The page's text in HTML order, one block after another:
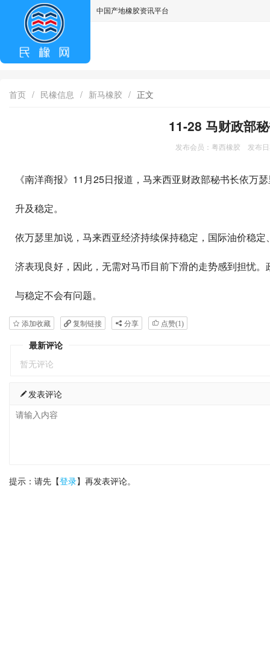
中国产地橡胶资讯平台
首页 / 民橡信息 / 新马橡胶 / 正文
11-28 马财政部
发布会员：粤西橡胶 发布
《南洋商报》11月25日报道，马来西亚财政部秘书长依万
升及稳定。
依万瑟里加说，马来西亚经济持续保持稳定，国际油价稳
济表现良好，因此，无需对马币目前下滑的走势感到担忧
与稳定不会有问题。
添加收藏 复制链接 分享 点赞(1 )
最新评论
暂无评论
发表评论
提示：请先【登录】再发表评论。